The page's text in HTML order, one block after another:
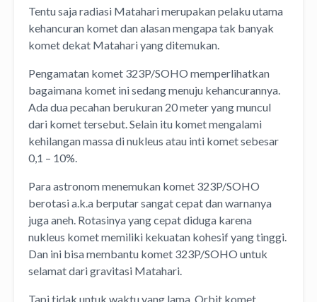
Tentu saja radiasi Matahari merupakan pelaku utama
kehancuran komet dan alasan mengapa tak banyak
komet dekat Matahari yang ditemukan.
Pengamatan komet 323P/SOHO memperlihatkan
bagaimana komet ini sedang menuju kehancurannya.
Ada dua pecahan berukuran 20 meter yang muncul
dari komet tersebut. Selain itu komet mengalami
kehilangan massa di nukleus atau inti komet sebesar
0,1 – 10%.
Para astronom menemukan komet 323P/SOHO
berotasi a.k.a berputar sangat cepat dan warnanya
juga aneh. Rotasinya yang cepat diduga karena
nukleus komet memiliki kekuatan kohesif yang tinggi.
Dan ini bisa membantu komet 323P/SOHO untuk
selamat dari gravitasi Matahari.
Tapi tidak untuk waktu yang lama. Orbit komet